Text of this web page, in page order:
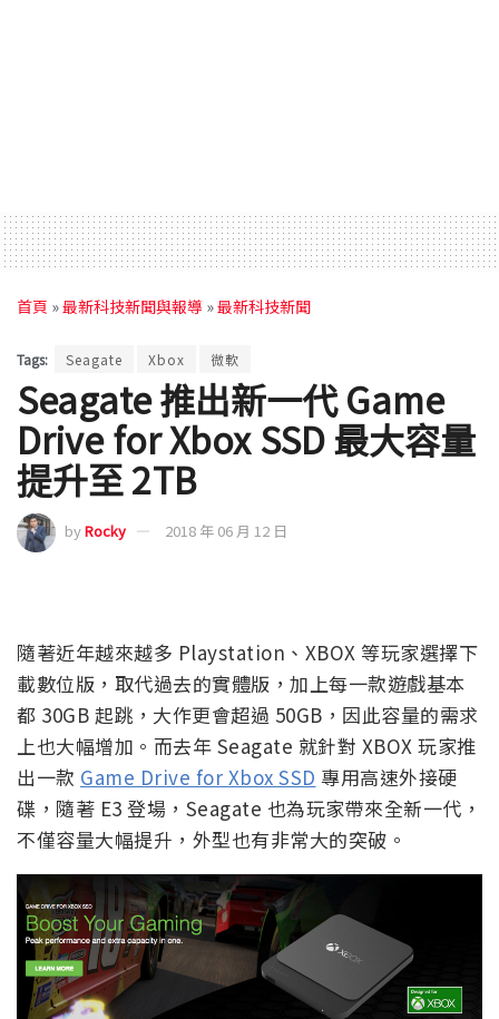
首頁 »最新科技新聞與報導 »最新科技新聞
Tags: Seagate Xbox 微軟
Seagate 推出新一代 Game
Drive for Xbox SSD 最大容量
提升至 2TB
byRocky 2018 年 06 月 12 日
隨著近年越來越多 Playstation、XBOX 等玩家選擇下
載數位版，取代過去的實體版，加上每一款遊戲基本
都 30GB 起跳，大作更會超過 50GB，因此容量的需求
上也大幅增加。而去年 Seagate 就針對 XBOX 玩家推
出一款 Game Drive for Xbox SSD 專用高速外接硬
碟，隨著 E3 登場，Seagate 也為玩家帶來全新一代，
不僅容量大幅提升，外型也有非常大的突破。